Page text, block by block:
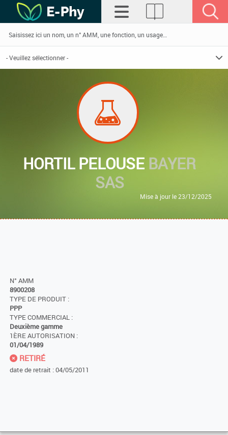
HORTIL PELOUSE BAYER
SAS
Mise à jour le 23/12/2025
N° AMM
8900208
TYPE DE PRODUIT :
PPP
TYPE COMMERCIAL :
Deuxième gamme
1ÈRE AUTORISATION :
01/04/1989
RETIRÉ
date de retrait : 04/05/2011